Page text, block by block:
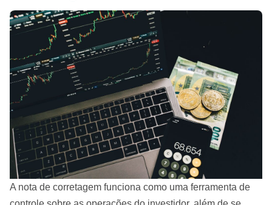
A nota de corretagem funciona como uma ferramenta de